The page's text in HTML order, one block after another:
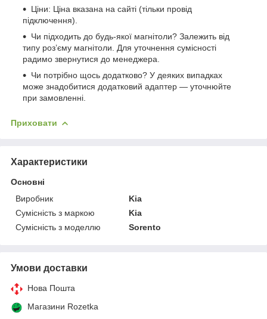
Ціни: Ціна вказана на сайті (тільки провід
підключення).
Чи підходить до будь-якої магнітоли? Залежить від
типу роз’єму магнітоли. Для уточнення сумісності
радимо звернутися до менеджера.
Чи потрібно щось додатково? У деяких випадках
може знадобитися додатковий адаптер — уточнюйте
при замовленні.
Приховати
Характеристики
Основні
Виробник
Kia
Сумісність з маркою
Kia
Сумісність з моделлю
Sorento
Умови доставки
Нова Пошта
Магазини Rozetka